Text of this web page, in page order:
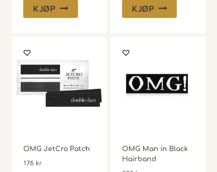
KJØP KJØP
OMG JetCro Patch
176 kr
OMG Man in Black
Hairband